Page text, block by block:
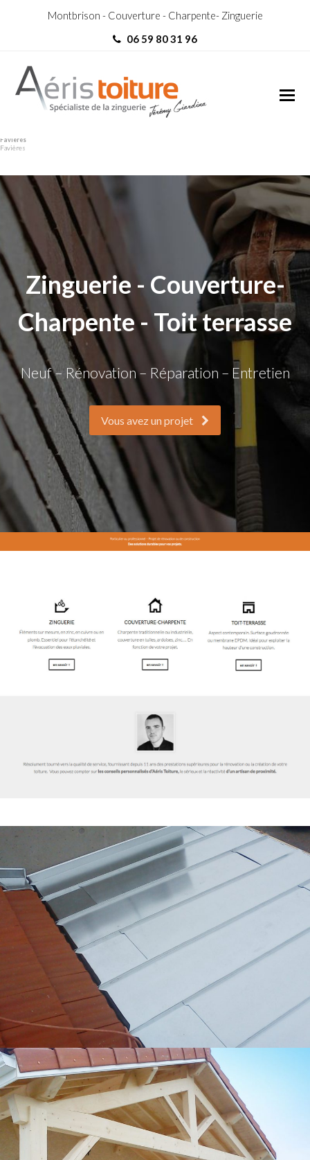
Montbrison - Couverture - Charpente- Zinguerie
06 59 80 31 96
Favières
Favières
Zinguerie - Couverture-
Charpente - Toit terrasse
Neuf – Rénovation – Réparation – Entretien
Vous avez un projet